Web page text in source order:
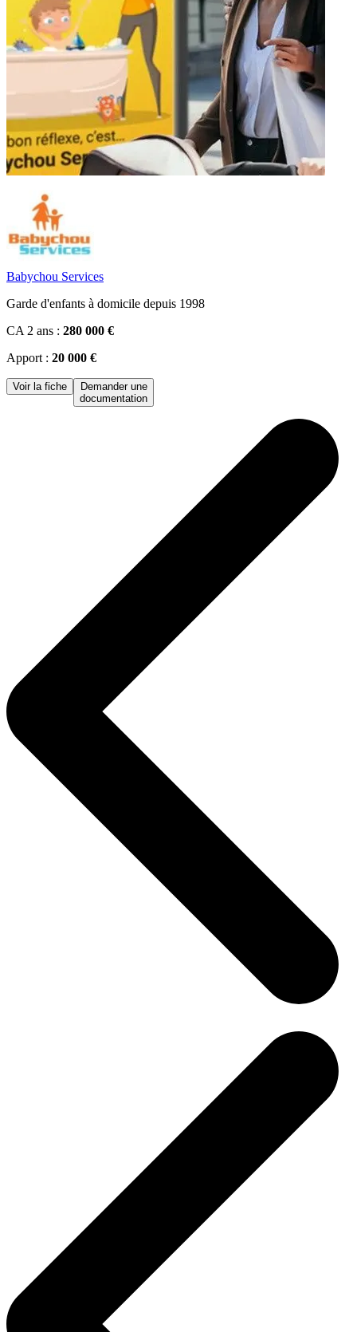
Babychou Services
Garde d'enfants à domicile depuis 1998
CA 2 ans : 280 000 €
Apport : 20 000 €
Voir la fiche
Demander une
documentation